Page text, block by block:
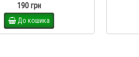
190 грн
До кошика